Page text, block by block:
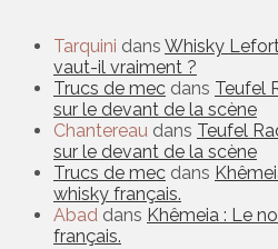
Tarquini dans Whisky
vaut-il vraiment ?
Trucs de mec dans Teufel
sur le devant de la scène
Chantereau dans Teufel
sur le devant de la scène
Trucs de mec dans
whisky français.
Abad dans Khêmeia : Le
français.